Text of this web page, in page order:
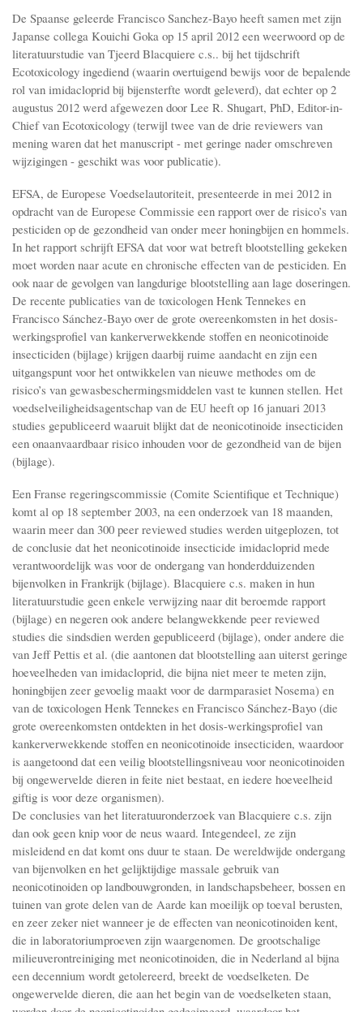
De Spaanse geleerde Francisco Sanchez-Bayo heeft samen met zijn
Japanse collega Kouichi Goka op 15 april 2012 een weerwoord op de
literatuurstudie van Tjeerd Blacquiere c.s.. bij het tijdschrift
Ecotoxicology ingediend (waarin overtuigend bewijs voor de bepalende
rol van imidacloprid bij bijensterfte wordt geleverd), dat echter op 2
augustus 2012 werd afgewezen door Lee R. Shugart, PhD, Editor-in-
Chief van Ecotoxicology (terwijl twee van de drie reviewers van
mening waren dat het manuscript - met geringe nader omschreven
wijzigingen - geschikt was voor publicatie).
EFSA, de Europese Voedselautoriteit, presenteerde in mei 2012 in
opdracht van de Europese Commissie een rapport over de risico’s van
pesticiden op de gezondheid van onder meer honingbijen en hommels.
In het rapport schrijft EFSA dat voor wat betreft blootstelling gekeken
moet worden naar acute en chronische effecten van de pesticiden. En
ook naar de gevolgen van langdurige blootstelling aan lage doseringen.
De recente publicaties van de toxicologen Henk Tennekes en
Francisco Sánchez-Bayo over de grote overeenkomsten in het dosis-
werkingsprofiel van kankerverwekkende stoffen en neonicotinoide
insecticiden (bijlage) krijgen daarbij ruime aandacht en zijn een
uitgangspunt voor het ontwikkelen van nieuwe methodes om de
risico’s van gewasbeschermingsmiddelen vast te kunnen stellen. Het
voedselveiligheidsagentschap van de EU heeft op 16 januari 2013
studies gepubliceerd waaruit blijkt dat de neonicotinoide insecticiden
een onaanvaardbaar risico inhouden voor de gezondheid van de bijen
(bijlage).
Een Franse regeringscommissie (Comite Scientifique et Technique)
komt al op 18 september 2003, na een onderzoek van 18 maanden,
waarin meer dan 300 peer reviewed studies werden uitgeplozen, tot
de conclusie dat het neonicotinoide insecticide imidacloprid mede
verantwoordelijk was voor de ondergang van honderdduizenden
bijenvolken in Frankrijk (bijlage). Blacquiere c.s. maken in hun
literatuurstudie geen enkele verwijzing naar dit beroemde rapport
(bijlage) en negeren ook andere belangwekkende peer reviewed
studies die sindsdien werden gepubliceerd (bijlage), onder andere die
van Jeff Pettis et al. (die aantonen dat blootstelling aan uiterst geringe
hoeveelheden van imidacloprid, die bijna niet meer te meten zijn,
honingbijen zeer gevoelig maakt voor de darmparasiet Nosema) en
van de toxicologen Henk Tennekes en Francisco Sánchez-Bayo (die
grote overeenkomsten ontdekten in het dosis-werkingsprofiel van
kankerverwekkende stoffen en neonicotinoide insecticiden, waardoor
is aangetoond dat een veilig blootstellingsniveau voor neonicotinoiden
bij ongewervelde dieren in feite niet bestaat, en iedere hoeveelheid
giftig is voor deze organismen).
De conclusies van het literatuuronderzoek van Blacquiere c.s. zijn
dan ook geen knip voor de neus waard. Integendeel, ze zijn
misleidend en dat komt ons duur te staan. De wereldwijde ondergang
van bijenvolken en het gelijktijdige massale gebruik van
neonicotinoiden op landbouwgronden, in landschapsbeheer, bossen en
tuinen van grote delen van de Aarde kan moeilijk op toeval berusten,
en zeer zeker niet wanneer je de effecten van neonicotinoiden kent,
die in laboratoriumproeven zijn waargenomen. De grootschalige
milieuverontreiniging met neonicotinoiden, die in Nederland al bijna
een decennium wordt getolereerd, breekt de voedselketen. De
ongewervelde dieren, die aan het begin van de voedselketen staan,